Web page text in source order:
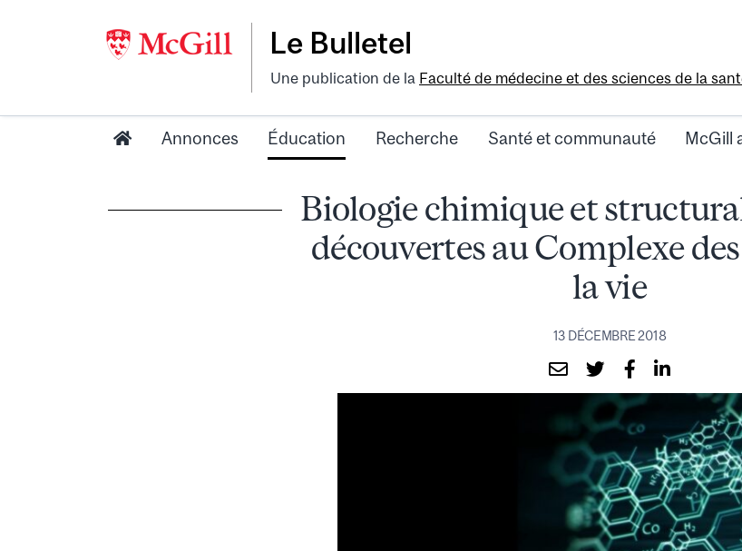
Le Bulletel
Une publication de la Faculté de médecine et des sciences de la
Annonces Éducation Recherche Santé et communauté McGill
Biologie chimique et
découvertes au Complexe
la vie
13 DÉCEMBRE 2018